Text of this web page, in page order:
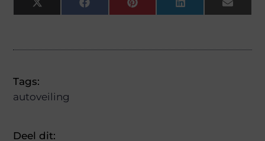
X
(Twitter)
FacebookPinterestLinkedInEmail
Tags:
autoveiling
Deel dit: